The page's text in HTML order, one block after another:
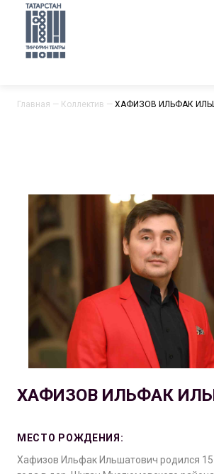
Главная — Коллектив — ХАФИЗОВ ИЛЬФАК
ХАФИЗОВ ИЛЬФАК
МЕСТО РОЖДЕНИЯ:
Хафизов Ильфак Ильшатович родился